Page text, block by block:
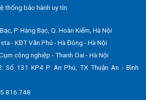
thống bảo hành uy tín.
P. Hàng Bạc, Q. Hoàn Kiếm, Hà Nội
- KĐT Văn Phú - Hà Đông - Hà Nội
công nghiệp - Thanh Oai - Hà Nội
Số 131 KP4 P. An Phú, TX Thuận An - Bình
816 748